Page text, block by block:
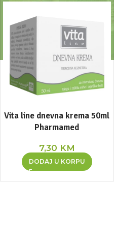
Vita line dnevna krema 50ml
Pharmamed
7,30 KM
DODAJ U KORPU